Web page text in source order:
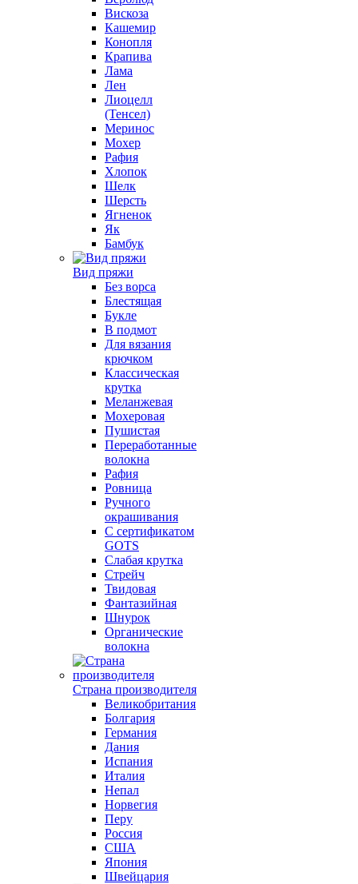
Вискоза
Кашемир
Конопля
Крапива
Лама
Лен
Лиоцелл
(Тенсел)
Меринос
Мохер
Рафия
Хлопок
Шелк
Шерсть
Ягненок
Як
Бамбук
Вид пряжи
Без ворса
Блестящая
Букле
В подмот
Для вязания
крючком
Классическая
крутка
Меланжевая
Мохеровая
Пушистая
Переработанные
волокна
Рафия
Ровница
Ручного
окрашивания
С сертификатом
GOTS
Слабая крутка
Стрейч
Твидовая
Фантазийная
Шнурок
Органические
волокна
Страна производителя
Великобритания
Болгария
Германия
Дания
Испания
Италия
Непал
Норвегия
Перу
Россия
США
Япония
Швейцария